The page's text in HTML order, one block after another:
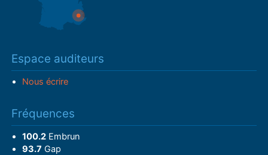
Espace auditeurs
Nous écrire
Fréquences
100.2Embrun
93.7 Gap